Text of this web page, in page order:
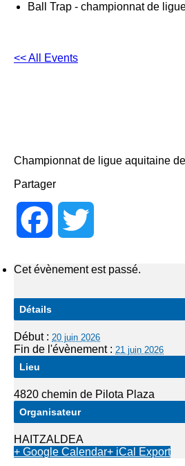
Ball Trap - championnat de
<< All Events
Championnat de ligue aquitaine de
Partager
Facebook
Cet évènement est passé.
Détails
Début : 20 juin 2026
Fin de l'évènement : 21 juin 2026
Lieu
4820 chemin de Pilota Plaza
Organisateur
HAITZALDEA
+ Google Calendar+ iCal Export